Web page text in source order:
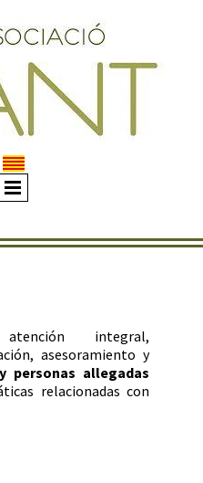
integral,
asesoramiento y
personas allegadas
relacionadas con